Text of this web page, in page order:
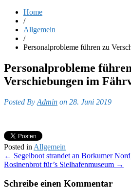
Home
/
Allgemein
/
Personalprobleme führen zu
Personalprobleme
Verschiebungen im
Posted By Admin on 28. Juni 2019
Posted in Allgemein
Post
navigation
← Segelboot strandet an Borkumer
Rosinenbrot für’s Sielhafenmuseum →
Schreibe einen Kommentar